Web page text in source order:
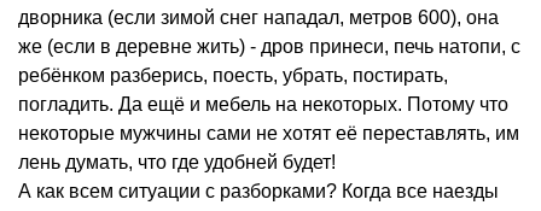
дворника (если зимой снег нападал, метров 600), она
же (если в деревне жить) - дров принеси, печь натопи, с
ребёнком разберись, поесть, убрать, постирать,
погладить. Да ещё и мебель на некоторых. Потому что
некоторые мужчины сами не хотят её переставлять, им
лень думать, что где удобней будет!
А как всем ситуации с разборками? Когда все наезды